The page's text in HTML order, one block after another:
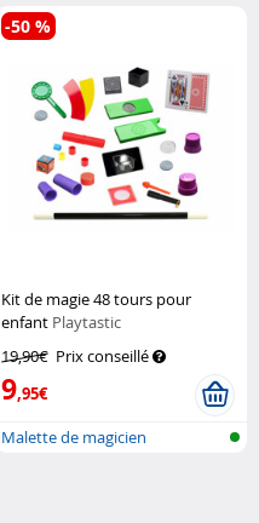
de nei...
Kit de magie 48 tours pour
enfant Playtastic
19,90€ Prix conseillé
9,95€
-50 %
Malette de magicien